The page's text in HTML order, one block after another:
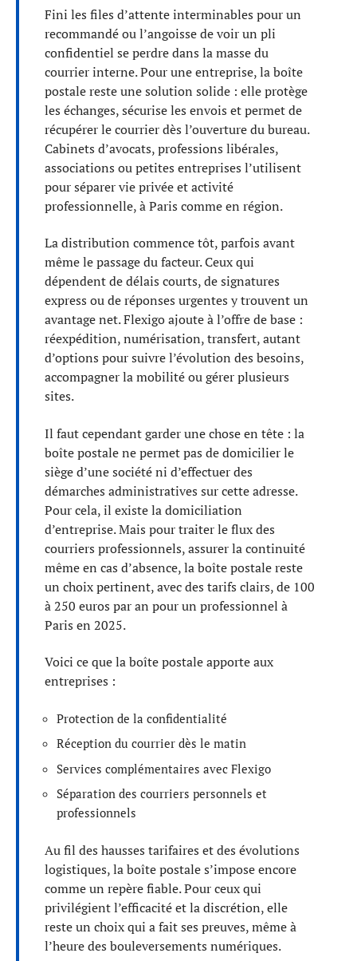
Fini les files d’attente interminables pour un
recommandé ou l’angoisse de voir un pli
confidentiel se perdre dans la masse du
courrier interne. Pour une entreprise, la boîte
postale reste une solution solide : elle protège
les échanges, sécurise les envois et permet de
récupérer le courrier dès l’ouverture du bureau.
Cabinets d’avocats, professions libérales,
associations ou petites entreprises l’utilisent
pour séparer vie privée et activité
professionnelle, à Paris comme en région.
La distribution commence tôt, parfois avant
même le passage du facteur. Ceux qui
dépendent de délais courts, de signatures
express ou de réponses urgentes y trouvent un
avantage net. Flexigo ajoute à l’offre de base :
réexpédition, numérisation, transfert, autant
d’options pour suivre l’évolution des besoins,
accompagner la mobilité ou gérer plusieurs
sites.
Il faut cependant garder une chose en tête : la
boîte postale ne permet pas de domicilier le
siège d’une société ni d’effectuer des
démarches administratives sur cette adresse.
Pour cela, il existe la domiciliation
d’entreprise. Mais pour traiter le flux des
courriers professionnels, assurer la continuité
même en cas d’absence, la boîte postale reste
un choix pertinent, avec des tarifs clairs, de 100
à 250 euros par an pour un professionnel à
Paris en 2025.
Voici ce que la boîte postale apporte aux
entreprises :
Protection de la confidentialité
Réception du courrier dès le matin
Services complémentaires avec Flexigo
Séparation des courriers personnels et
professionnels
Au fil des hausses tarifaires et des évolutions
logistiques, la boîte postale s’impose encore
comme un repère fiable. Pour ceux qui
privilégient l’efficacité et la discrétion, elle
reste un choix qui a fait ses preuves, même à
l’heure des bouleversements numériques.